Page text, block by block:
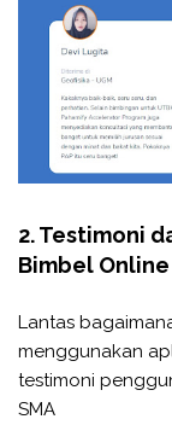
2. Testimoni
Bimbel
Lantas
menggunakan
testimoni
SMA